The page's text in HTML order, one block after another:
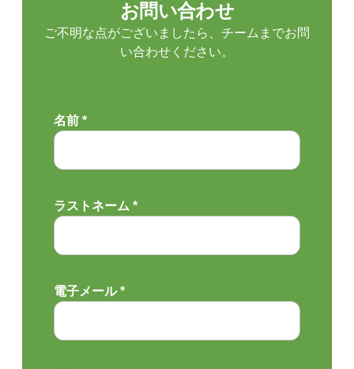
お問い合わせ
ご不明な点がございましたら、チームまでお問
い合わせください。
名前 *
ラストネーム *
電子メール *